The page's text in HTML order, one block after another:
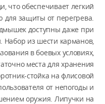
что обеспечивает легкий
для защиты от перегрева.
доступны даже при
из шести карманов,
в боевых условиях,
места для хранения
стойка на флисовой
от непогоды и
оружия. Липучки на